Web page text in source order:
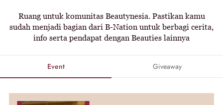
Ruang untuk komunitas Beautynesia. Pastikan kamu
sudah menjadi bagian dari B-Nation untuk berbagi cerita,
info serta pendapat dengan Beauties lainnya
Event Giveaway